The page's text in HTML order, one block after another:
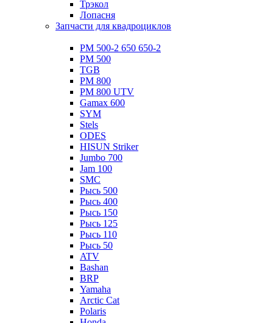
Трэкол
Лопасня
Запчасти для квадроциклов
РМ 500-2 650 650-2
РМ 500
TGB
РМ 800
РМ 800 UTV
Gamax 600
SYM
Stels
ОDЕS
HISUN Striker
Jumbo 700
Jam 100
SMC
Рысь 500
Рысь 400
Рысь 150
Рысь 125
Рысь 110
Рысь 50
ATV
Bashan
BRP
Yamaha
Arctic Cat
Polaris